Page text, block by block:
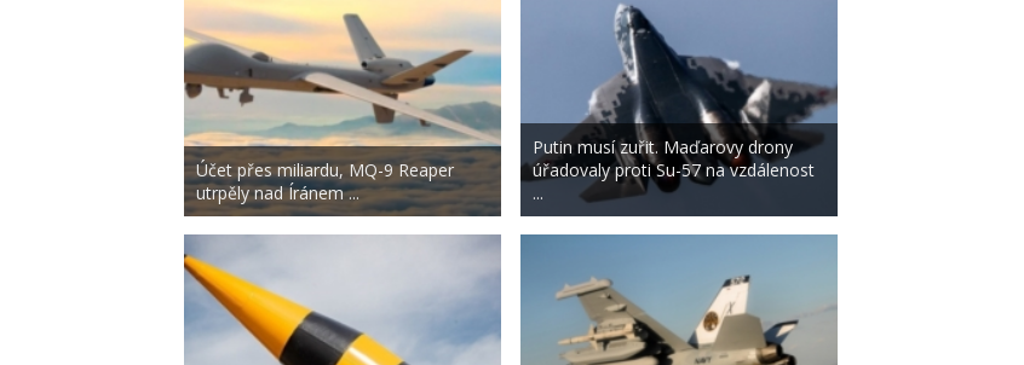
Účet přes miliardu, MQ-9 Reaper
utrpěly nad Íránem ...
Putin musí zuřit. Maďarovy drony
úřadovaly proti Su-57 na vzdálenost
...